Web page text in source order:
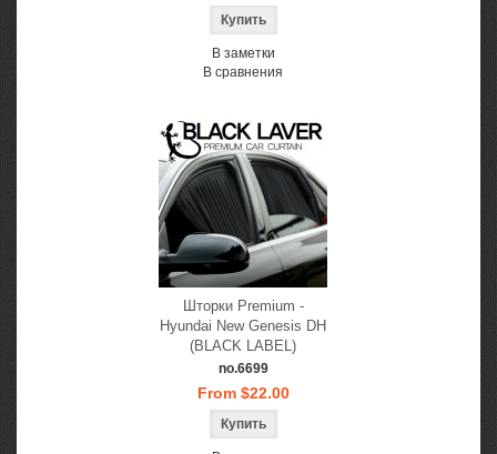
В заметки
В сравнения
Шторки Premium -
Hyundai New Genesis DH
(BLACK LABEL)
no.6699
From $22.00